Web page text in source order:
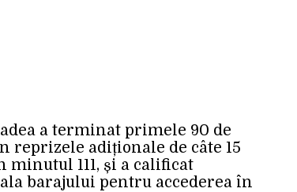
a terminat primele 90 de
reprizele adiționale de câte 15
minutul 111, și a calificat
barajului pentru accederea în